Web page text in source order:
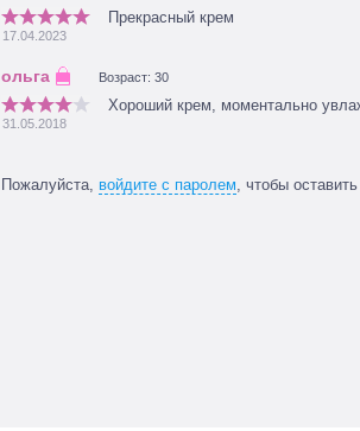
17.04.2023
Прекрасный крем
Возраст: 30
31.05.2018
Хороший крем, моментально
Пожалуйста, войдите с паролем , чтобы